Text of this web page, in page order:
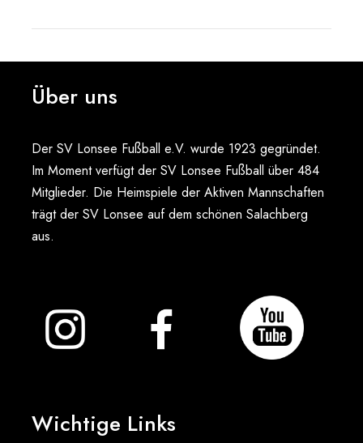
Über uns
Der SV Lonsee Fußball e.V. wurde 1923 gegründet.
Im Moment verfügt der SV Lonsee Fußball über 484
Mitglieder. Die Heimspiele der Aktiven Mannschaften
trägt der SV Lonsee auf dem schönen Salachberg
aus.
Wichtige Links